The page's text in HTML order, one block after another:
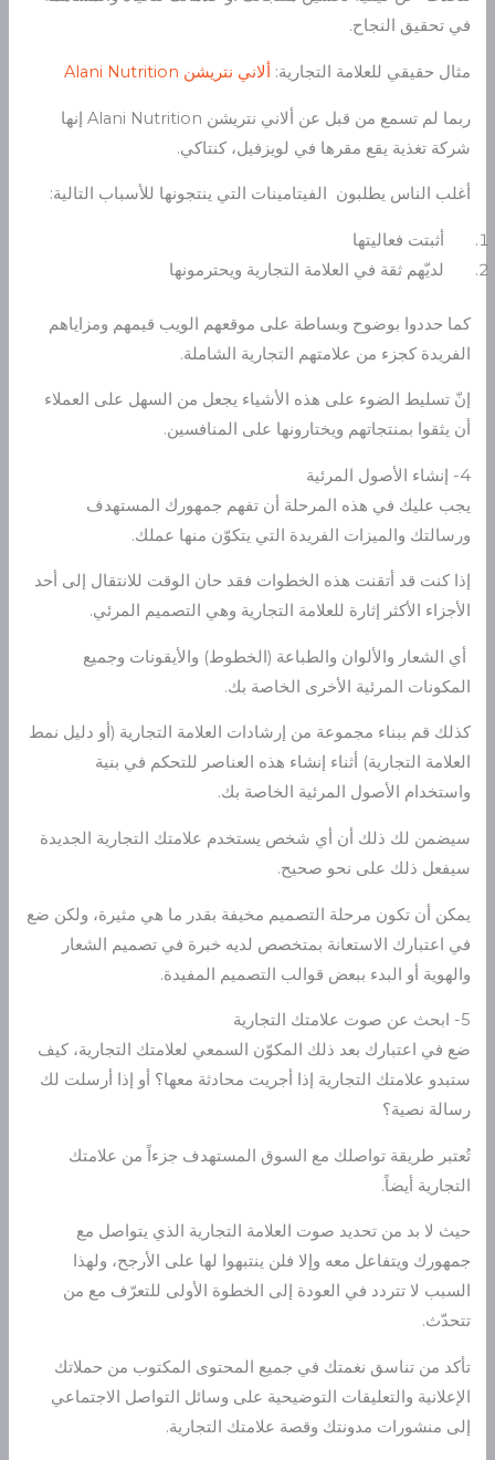
في تحقيق النجاح.
مثال حقيقي للعلامة التجارية: ألاني نتريشن Alani Nutrition
ربما لم تسمع من قبل عن ألاني نتريشن Alani Nutrition إنها
شركة تغذية يقع مقرها في لويزفيل، كنتاكي.
أغلب الناس يطلبون الفيتامينات التي ينتجونها للأسباب التالية:
أثبتت فعاليتها
لديّهم ثقة في العلامة التجارية ويحترمونها
كما حددوا بوضوح وبساطة على موقعهم الويب قيمهم ومزاياهم
الفريدة كجزء من علامتهم التجارية الشاملة.
إنّ تسليط الضوء على هذه الأشياء يجعل من السهل على العملاء
أن يثقوا بمنتجاتهم ويختارونها على المنافسين.
4- إنشاء الأصول المرئية
يجب عليك في هذه المرحلة أن تفهم جمهورك المستهدف
ورسالتك والميزات الفريدة التي يتكوّن منها عملك.
إذا كنت قد أتقنت هذه الخطوات فقد حان الوقت للانتقال إلى أحد
الأجزاء الأكثر إثارة للعلامة التجارية وهي التصميم المرئي.
أي الشعار والألوان والطباعة (الخطوط) والأيقونات وجميع
المكونات المرئية الأخرى الخاصة بك.
كذلك قم ببناء مجموعة من إرشادات العلامة التجارية (أو دليل نمط
العلامة التجارية) أثناء إنشاء هذه العناصر للتحكم في بنية
واستخدام الأصول المرئية الخاصة بك.
سيضمن لك ذلك أن أي شخص يستخدم علامتك التجارية الجديدة
سيفعل ذلك على نحو صحيح.
يمكن أن تكون مرحلة التصميم مخيفة بقدر ما هي مثيرة، ولكن ضع
في اعتبارك الاستعانة بمتخصص لديه خبرة في تصميم الشعار
والهوية أو البدء ببعض قوالب التصميم المفيدة.
5- ابحث عن صوت علامتك التجارية
ضع في اعتبارك بعد ذلك المكوّن السمعي لعلامتك التجارية، كيف
ستبدو علامتك التجارية إذا أجريت محادثة معها؟ أو إذا أرسلت لك
رسالة نصية؟
تُعتبر طريقة تواصلك مع السوق المستهدف جزءاً من علامتك
التجارية أيضاً.
حيث لا بد من تحديد صوت العلامة التجارية الذي يتواصل مع
جمهورك ويتفاعل معه وإلا فلن ينتبهوا لها على الأرجح، ولهذا
السبب لا تتردد في العودة إلى الخطوة الأولى للتعرّف مع من
تتحدّث.
تأكد من تناسق نغمتك في جميع المحتوى المكتوب من حملاتك
الإعلانية والتعليقات التوضيحية على وسائل التواصل الاجتماعي
إلى منشورات مدونتك وقصة علامتك التجارية.